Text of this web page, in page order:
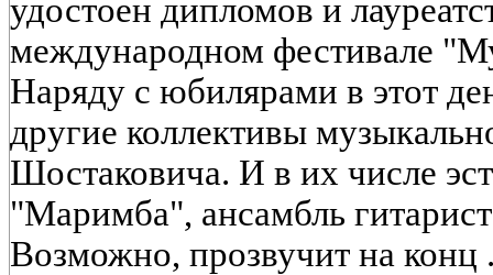
удостоен дипломов и
международном фестивале
Наряду с юбилярами в этот
другие коллективы
Шостаковича. И в их числе
"Маримба", ансамбль
Возможно, прозвучит на конц